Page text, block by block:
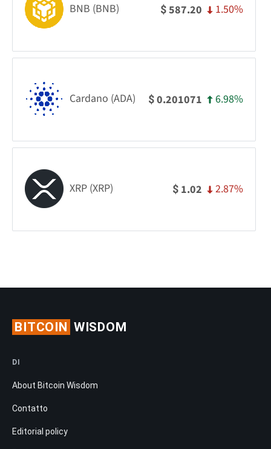
BNB (BNB) $587.20 1.50%
Cardano (ADA) $0.201071 6.98%
XRP (XRP) $ 1.02 2.87%
BITCOIN WISDOM
DI
About Bitcoin Wisdom
Contatto
Editorial policy